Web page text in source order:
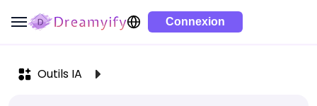
Connexion
Outils IA